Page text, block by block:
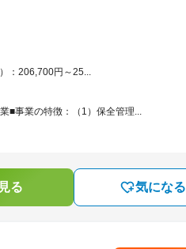
：206,700円～25...
■事業の特徴：（1）保全管理...
る 気になる